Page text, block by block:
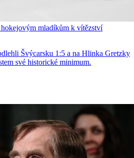
hokejovým mladíkům k vítězství
Švýcarsku 1:5 a na Hlinka Gretzky
své historické minimum.